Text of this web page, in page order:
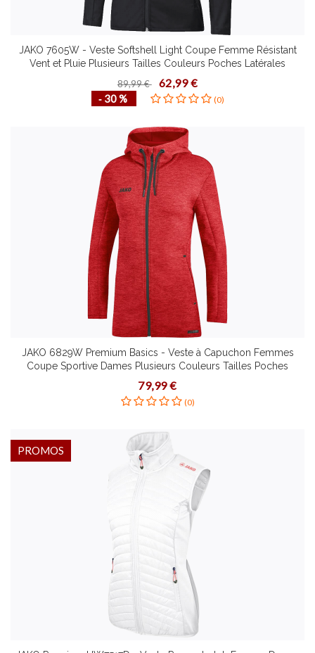
JAKO 7605W - Veste Softshell Light Coupe Femme Résistant
Vent et Pluie Plusieurs Tailles Couleurs Poches Latérales
Zippées Capuchon avec Cordon de Serrage et Arrêts
89,99 € 62,99 €
‐ 30 % (0)
JAKO 6829W Premium Basics - Veste à Capuchon Femmes
Coupe Sportive Dames Plusieurs Couleurs Tailles Poches
Latérales Effet Mélange Zippergarage
79,99 €
(0)
PROMOS